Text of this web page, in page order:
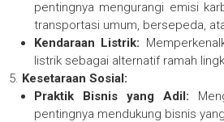
pentingnya mengurangi emisi
transportasi umum, bersepeda,
Kendaraan Listrik:
listrik sebagai alternatif ramah
Kesetaraan Sosial:
Praktik Bisnis yang Adil:
pentingnya mendukung bisnis